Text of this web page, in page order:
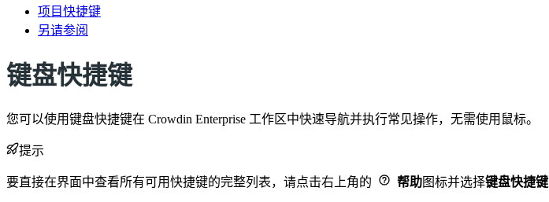
项目快捷键
另请参阅
键盘快捷键
您可以使用键盘快捷键在 Crowdin Enterprise 工作区中快速导航并执行常见操作，无需使用鼠标。
提示
要直接在界面中查看所有可用快捷键的完整列表，请点击右上角的 帮助图标并选择键盘快捷键